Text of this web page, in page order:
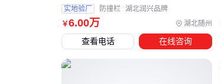
￥6.00万 湖北随州
实地验厂 防撞栏 湖北润兴品牌
查看电话 在线咨询